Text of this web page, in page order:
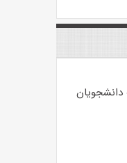
دانشجویان